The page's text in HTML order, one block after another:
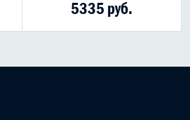
5335 руб.